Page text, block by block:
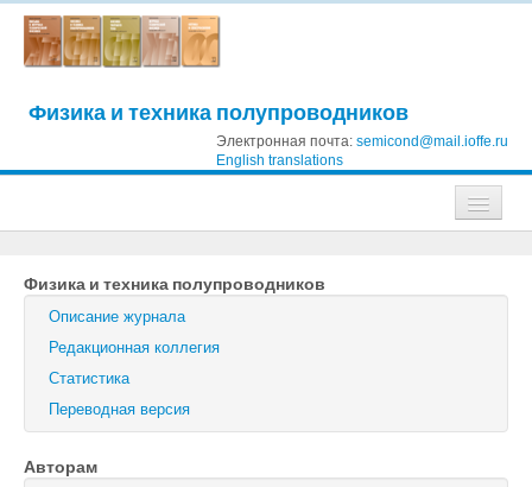
Физика и техника полупроводников
Электронная почта: semicond@mail.ioffe.ru
English translations
Журнал технической физики
Письма в Журнал технической физики
Физика твердого тела
Физика и техника полупроводников
Оптика и спектроскопия
Физика и техника полупроводников
Описание журнала
Редакционная коллегия
Статистика
Переводная версия
Авторам